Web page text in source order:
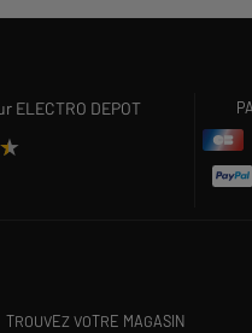
ELECTRO DEPOT
TROUVEZ VOTRE MAGASIN